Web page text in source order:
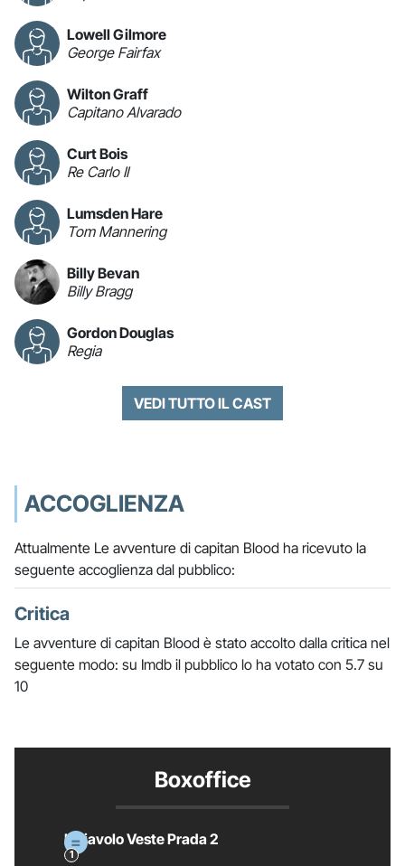
Lowell Gilmore
George Fairfax
Wilton Graff
Capitano Alvarado
Curt Bois
Re Carlo II
Lumsden Hare
Tom Mannering
Billy Bevan
Billy Bragg
Gordon Douglas
Regia
VEDI TUTTO IL CAST
ACCOGLIENZA
Attualmente Le avventure di capitan Blood ha ricevuto la
seguente accoglienza dal pubblico:
Critica
Le avventure di capitan Blood è stato accolto dalla critica nel
seguente modo: su Imdb il pubblico lo ha votato con 5.7 su
10
Boxoffice
Il Diavolo Veste Prada 2